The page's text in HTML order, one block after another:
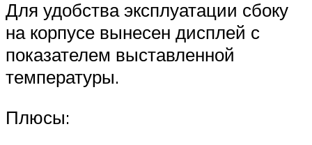
Для удобства эксплуатации сбоку
на корпусе вынесен дисплей с
показателем выставленной
температуры.
Плюсы: